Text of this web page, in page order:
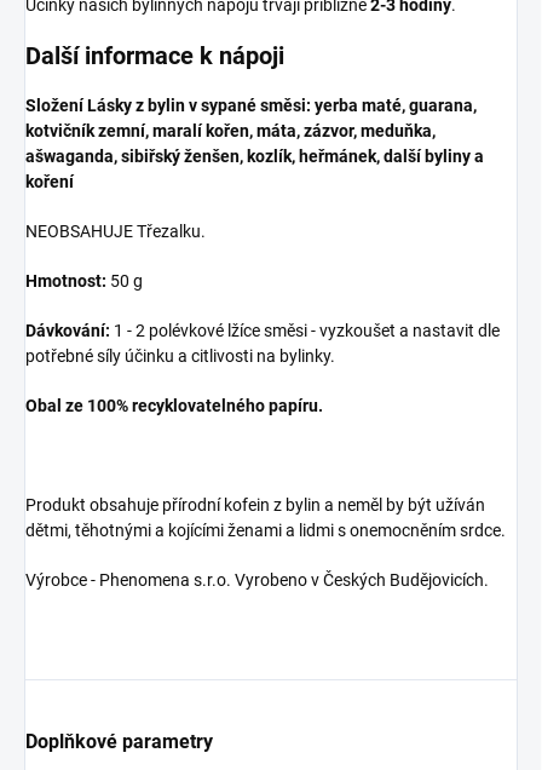
Účinky našich bylinných nápojů trvají přibližně2-3 hodiny.
Další informace k nápoji
Složení Lásky z bylin v sypané směsi: yerba maté, guarana,
kotvičník zemní, maralí kořen, máta, zázvor, meduňka,
ašwaganda, sibiřský ženšen, kozlík, heřmánek, další byliny a
koření
NEOBSAHUJE Třezalku.
Hmotnost: 50 g
Dávkování: 1 - 2 polévkové lžíce směsi - vyzkoušet a nastavit dle
potřebné síly účinku a citlivosti na bylinky.
Obal ze 100% recyklovatelného papíru.
Produkt obsahuje přírodní kofein z bylin a neměl by být užíván
dětmi, těhotnými a kojícími ženami a lidmi s onemocněním srdce.
Výrobce - Phenomena s.r.o. Vyrobeno v Českých Budějovicích.
Doplňkové parametry